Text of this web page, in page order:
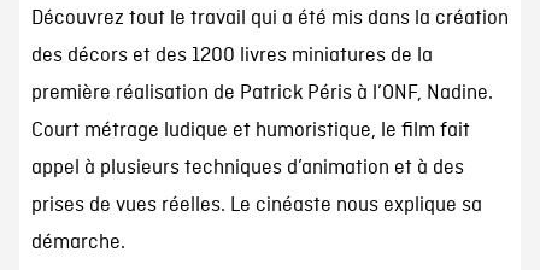
Découvrez tout le travail qui a été mis dans la création
des décors et des 1200 livres miniatures de la
première réalisation de Patrick Péris à l’ONF, Nadine.
Court métrage ludique et humoristique, le film fait
appel à plusieurs techniques d’animation et à des
prises de vues réelles. Le cinéaste nous explique sa
démarche.